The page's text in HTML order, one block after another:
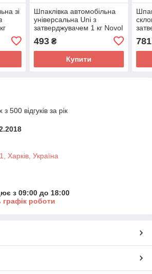
зі
Шпаклівка автомобільна
універсальна Uni з
затверджувачем 1 кг Novol
493₴
Купити
781
500 відгуків за рік
Харків, Україна
з 09:00 до 18:00
графік роботи